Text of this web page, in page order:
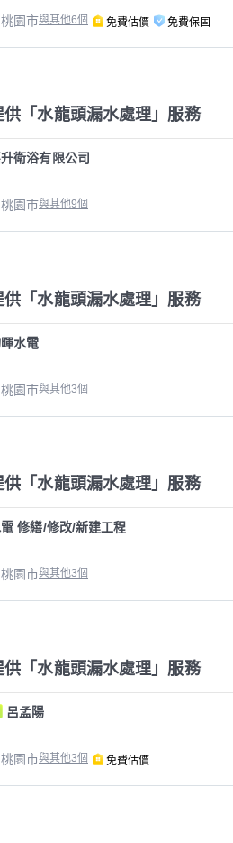
桃園市與其他6個 免費估價 免費保固
供「水龍頭漏水處理」服務
衛浴有限公司
桃園市與其他9個
供「水龍頭漏水處理」服務
水電
桃園市與其他3個
供「水龍頭漏水處理」服務
修繕/修改/新建工程
桃園市與其他3個
供「水龍頭漏水處理」服務
呂孟陽
桃園市與其他3個 免費估價